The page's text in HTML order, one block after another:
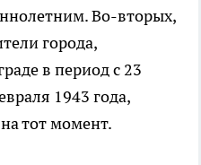
Во-вторых,
города,
в период с 23
1943 года,
тот момент.